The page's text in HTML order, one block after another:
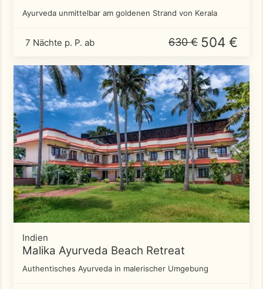
Ayurveda unmittelbar am goldenen Strand von Kerala
7 Nächte p. P. ab 630 € 504 €
Indien
Malika Ayurveda Beach Retreat
Authentisches Ayurveda in malerischer Umgebung